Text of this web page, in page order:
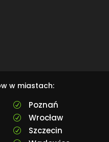
w miastach:
R Poznań
R Wrocław
R Szczecin